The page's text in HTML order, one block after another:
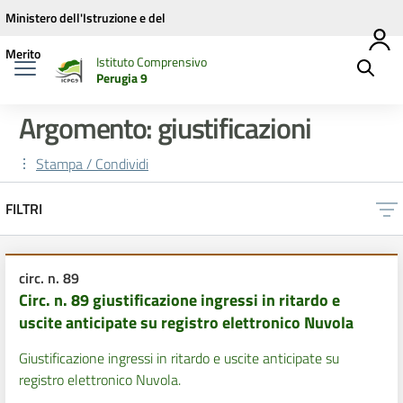
Vai ai contenuti
Vai al menu di navigazione
Vai al footer
Ministero dell'Istruzione e del
Merito
Istituto Comprensivo
Perugia 9
Argomento: giustificazioni
Stampa / Condividi
FILTRI
circ. n. 89
Circ. n. 89 giustificazione ingressi in ritardo e
uscite anticipate su registro elettronico Nuvola
Giustificazione ingressi in ritardo e uscite anticipate su
registro elettronico Nuvola.